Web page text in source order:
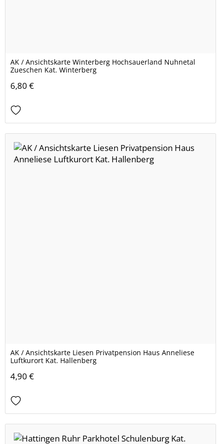
AK / Ansichtskarte Winterberg Hochsauerland Nuhnetal
Zueschen Kat. Winterberg
6,80 €
AK / Ansichtskarte Liesen Privatpension Haus Anneliese
Luftkurort Kat. Hallenberg
4,90 €